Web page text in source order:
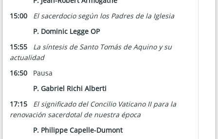
15:00 El sacerdocio según los Padres de la Iglesia
P. Dominic Legge OP
15:55 La síntesis de Santo Tomás de Aquino y su
actualidad
16:50
Pausa
P. Gabriel Richi Alberti
17:15 El significado del Concilio Vaticano II para la
renovación sacerdotal de nuestra época
P. Philippe Capelle-Dumont